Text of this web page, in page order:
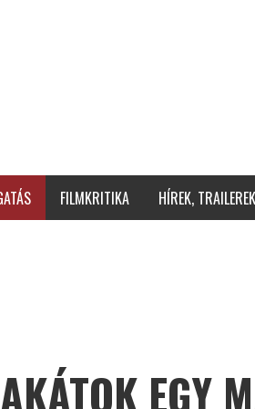
FILMKRITIKA HÍREK, TRAILEREK
EGY